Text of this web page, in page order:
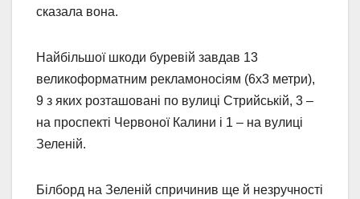
сказала вона.
Найбільшої шкоди буревій завдав 13
великоформатним рекламоносіям (6х3 метри),
9 з яких розташовані по вулиці Стрийській, 3 –
на проспекті Червоної Калини і 1 – на вулиці
Зеленій.
Білборд на Зеленій спричинив ще й незручності